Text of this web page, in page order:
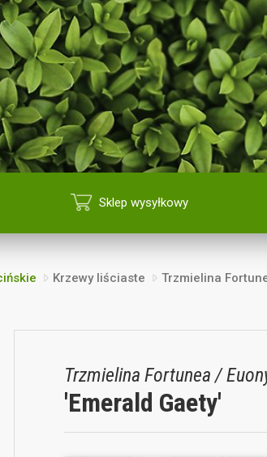
Sklep wysyłkowy
Krzewy liściaste Trzmielina
Trzmielina Fortunea /
'Emerald Gaety'